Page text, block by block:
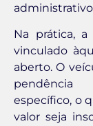
Na prática,
vinculado
aberto. O
específico, o
valor seja